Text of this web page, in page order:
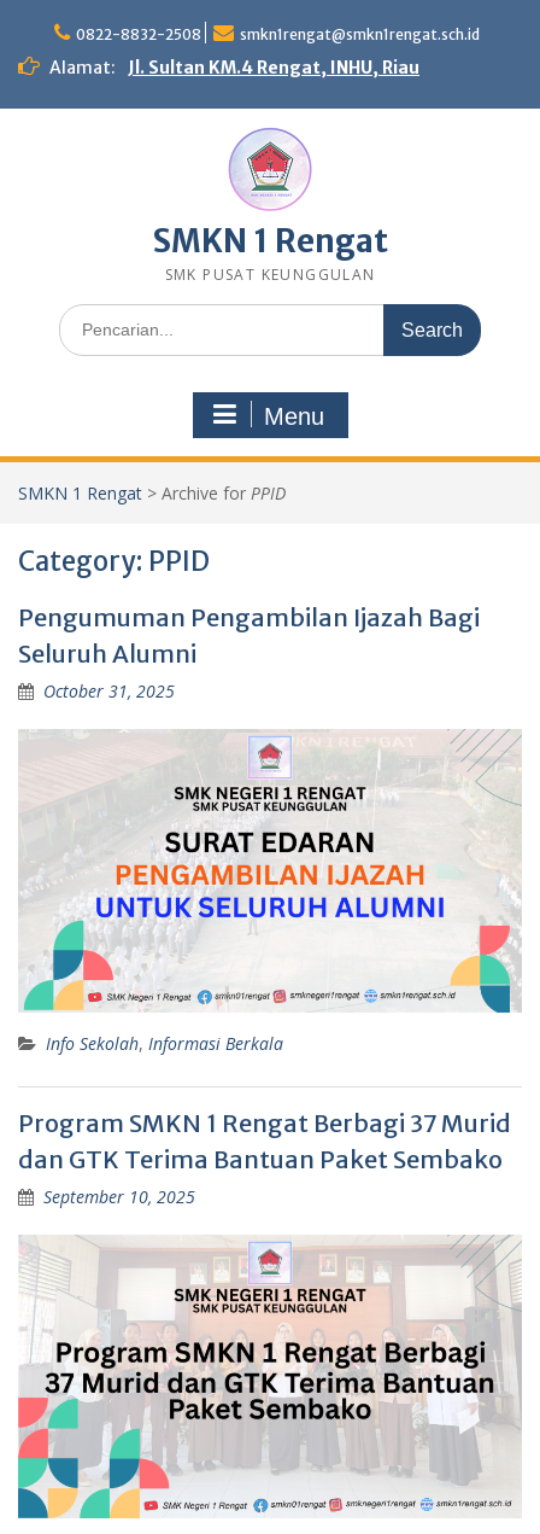
content
0822-8832-2508 smkn1rengat@smkn1rengat.sch.id
Alamat: Jl. Sultan KM.4 Rengat, INHU, Riau
SMKN 1 Rengat
SMK PUSAT KEUNGGULAN
Search
for:
Menu
SMKN 1 Rengat > Archive for PPID
Category: PPID
Pengumuman Pengambilan Ijazah Bagi
Seluruh Alumni
October 31, 2025
Info Sekolah, Informasi Berkala
Program SMKN 1 Rengat Berbagi 37 Murid
dan GTK Terima Bantuan Paket Sembako
September 10, 2025